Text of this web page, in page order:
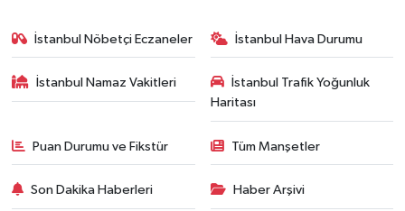
İstanbul Nöbetçi Eczaneler İstanbul Hava Durumu
İstanbul Namaz Vakitleri
İstanbul Trafik Yoğunluk
Haritası
Puan Durumu ve Fikstür Tüm Manşetler
Son Dakika Haberleri Haber Arşivi